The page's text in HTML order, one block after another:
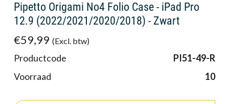
Pipetto Origami No4 Folio Case - iPad Pro
12.9 (2022/2021/2020/2018) - Zwart
€59,99 (Excl. btw)
Productcode
PI51-49-R
Voorraad
10